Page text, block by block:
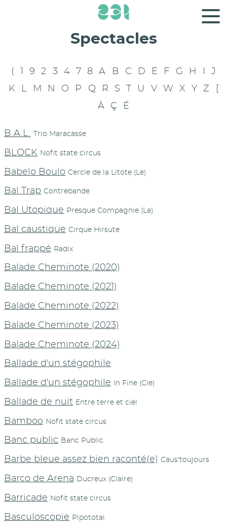
Panneau de gestion des cookies
Spectacles
( 9 2 3 4 7 8 A B C D E F G H
J
K
L M N O P Q R S U V W X Y Z
À
Ç É
B.A.L. Trio Maracasse
BLOCK Nofit state circus
Babelo Boulo Cercle de la Litote (Le)
Bal Trap Contrebande
Bal Utopique Presque Compagnie (La)
Bal caustique Cirque Hirsute
Bal frappé Radix
Balade Cheminote (2020)
Balade Cheminote (2021)
Balade Cheminote (2022)
Balade Cheminote (2023)
Balade Cheminote (2024)
Ballade d'un stégophile
Ballade d'un stégophile In Fine (Cie)
Ballade de nuit Entre terre et ciel
Bamboo Nofit state circus
Banc public Banc Public
Barbe bleue assez bien raconté(e) Caus'toujours
Barco de Arena Ducreux (Claire)
Barricade Nofit state circus
Basculoscopie Pipototal